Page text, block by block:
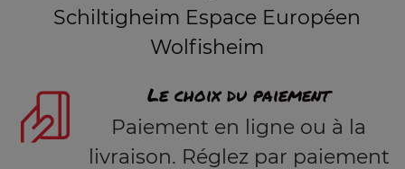
Schiltigheim Espace Européen
Wolfisheim
Le choix du paiement
Paiement en ligne ou à la
livraison. Réglez par paiement